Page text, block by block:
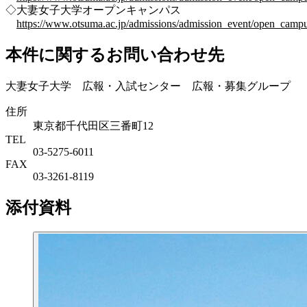
◇大妻女子大学オープンキャンパス
https://www.otsuma.ac.jp/admissions/admission_event/
本件に関するお問い合わせ先
大妻女子大学 広報・入試センター 広報・募集グループ
住所
東京都千代田区三番町12
TEL
03-5275-6011
FAX
03-3261-8119
添付資料